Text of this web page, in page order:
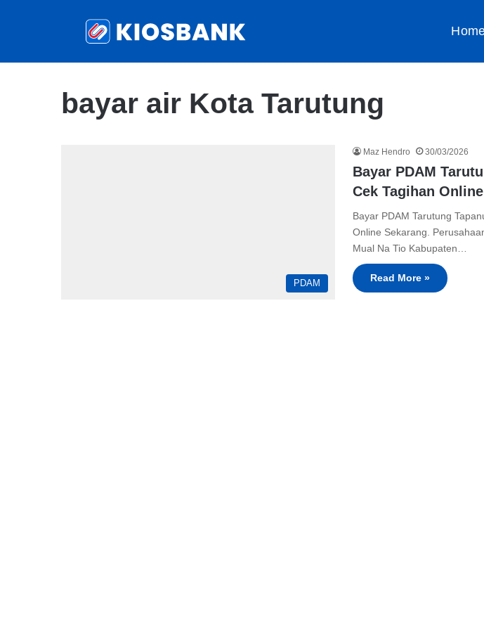
bayar air Kota Tarutung
PDAM
Maz Hendro 30/03/2026
Bayar PDAM
Cek Tagihan Online
Bayar PDAM Tarutung
Online Sekarang.
Mual Na Tio Kabupaten…
Read More »